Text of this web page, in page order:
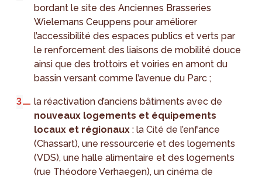
bordant le site des Anciennes Brasseries
Wielemans Ceuppens pour améliorer
l’accessibilité des espaces publics et verts par
le renforcement des liaisons de mobilité douce
ainsi que des trottoirs et voiries en amont du
bassin versant comme l’avenue du Parc ;
la réactivation d’anciens bâtiments avec de
nouveaux logements et équipements
locaux et régionaux : la Cité de l’enfance
(Chassart), une ressourcerie et des logements
(VDS), une halle alimentaire et des logements
(rue Théodore Verhaegen), un cinéma de